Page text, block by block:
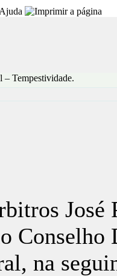
Tempestividade.
José
na